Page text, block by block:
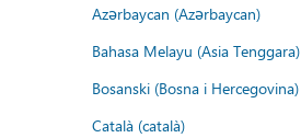
Azərbaycan (Azərbaycan)
Bahasa Melayu (Asia Tenggara)
Bosanski (Bosna i Hercegovina)
Català (català)